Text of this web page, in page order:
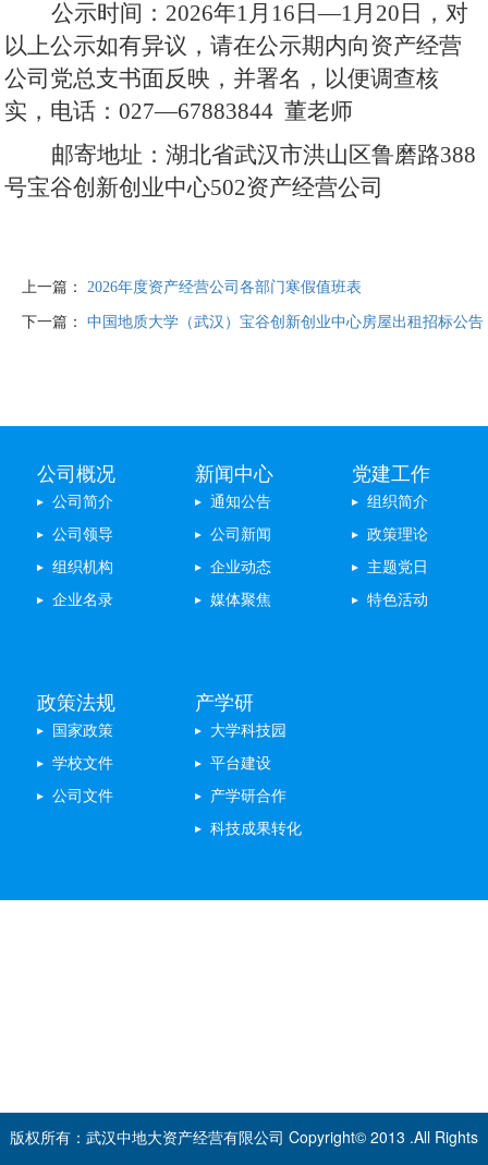
公示时间： 2026年1月 16 日—1月 20 日，对
以上公示如有异议，请在公示期内向资产经营
公司党总支书面反映，并署名，以便调查核
实，电话：027—67883844 董老师
邮寄地址：湖北省武汉市洪山区鲁磨路388
号宝谷创新创业中心502资产经营公司
上一篇： 2026年度资产经营公司各部门寒假值班表
下一篇： 中国地质大学（武汉）宝谷创新创业中心房屋出租招标公告
公司概况
公司简介
公司领导
组织机构
企业名录
新闻中心
通知公告
公司新闻
企业动态
媒体聚焦
党建工作
组织简介
政策理论
主题党日
特色活动
政策法规
国家政策
学校文件
公司文件
产学研
大学科技园
平台建设
产学研合作
科技成果转化
版权所有：武汉中地大资产经营有限公司 Copyright© 2013 .All Rights